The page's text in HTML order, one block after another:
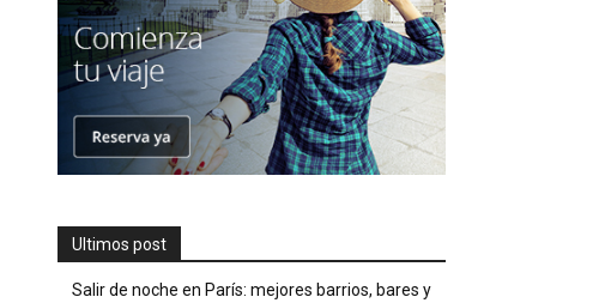
Ultimos post
Salir de noche en París: mejores barrios, bares y